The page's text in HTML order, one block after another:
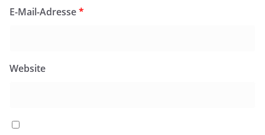
E-Mail-Adresse*
Website